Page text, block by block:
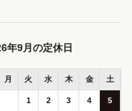
年9月
月 火 水 木 金 土
1 2 3 4 5